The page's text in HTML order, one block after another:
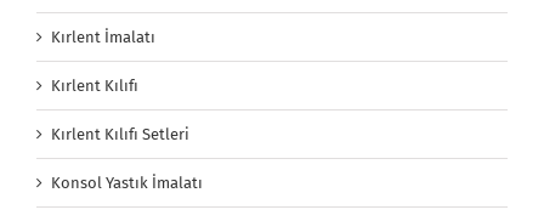
Kırlent İmalatı
Kırlent Kılıfı
Kırlent Kılıfı Setleri
Konsol Yastık İmalatı